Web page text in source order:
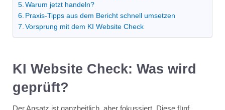
Warum jetzt handeln?
Praxis-Tipps aus dem Bericht schnell umsetzen
Vorsprung mit dem KI Website Check
KI Website Check: Was wird
geprüft?
Der Ansatz ist ganzheitlich, aber fokussiert. Diese fünf